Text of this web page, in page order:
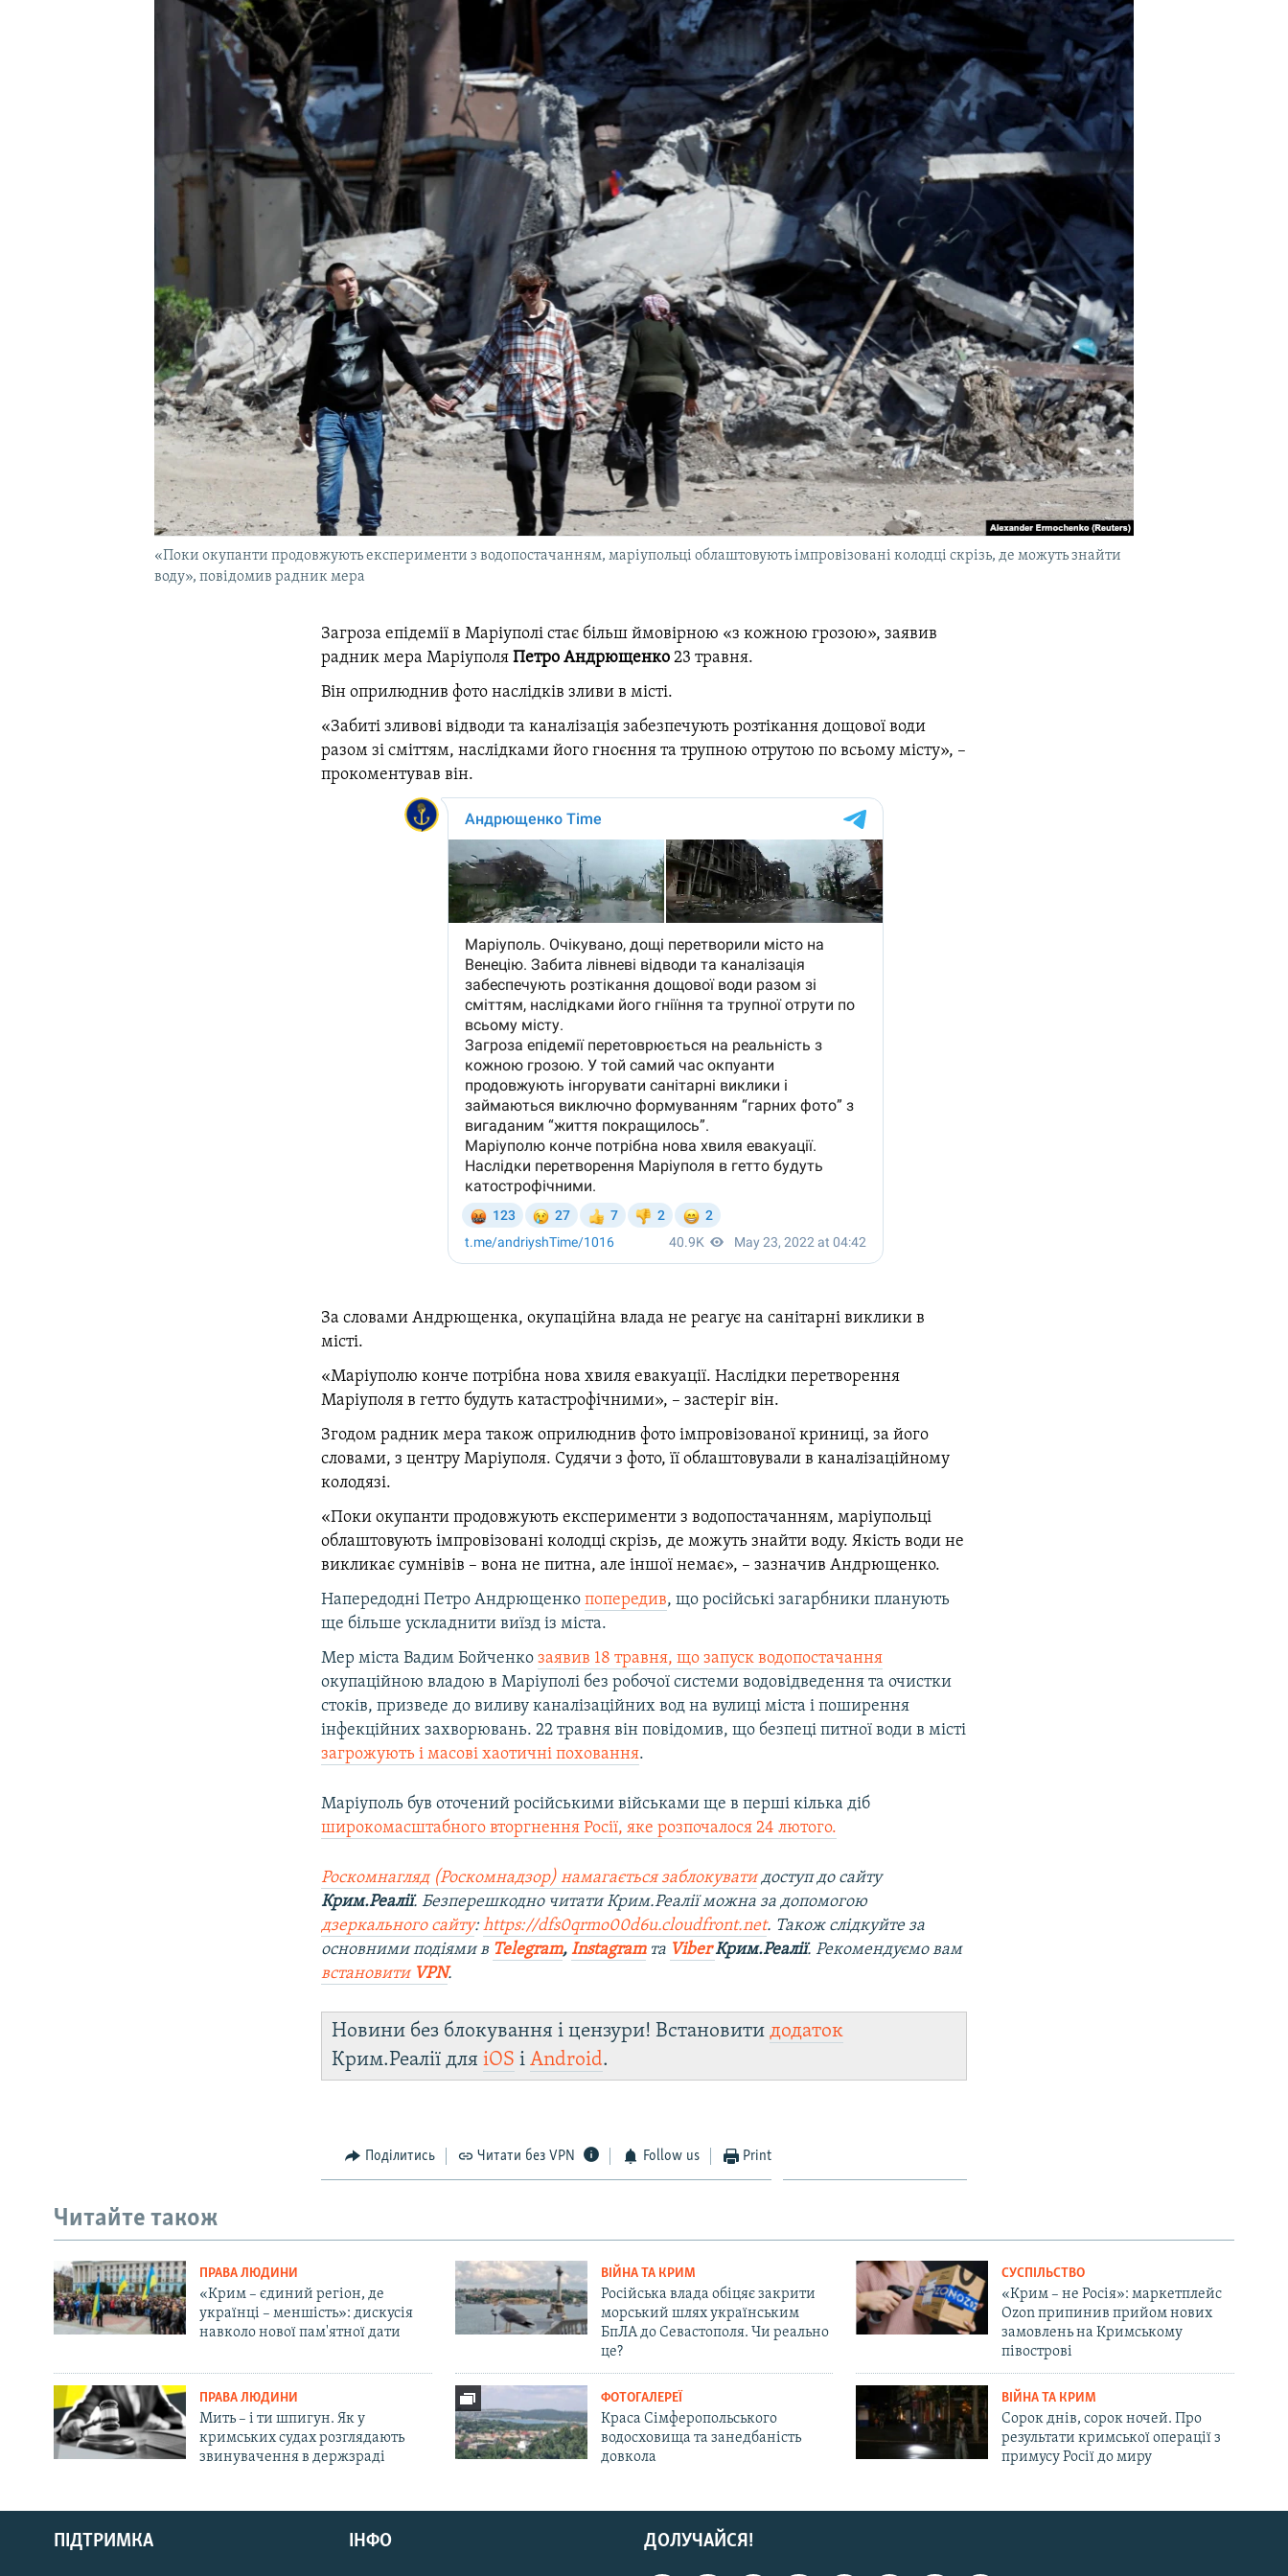
Русский
Qırımtatar
«Поки окупанти продовжують експерименти з водопостачанням, маріупольці облаштовують імпровізовані колодці скрізь, де можуть знайти
воду», повідомив радник мера
Загроза епідемії в Маріуполі стає більш ймовірною «з кожною грозою», заявив
радник мера МаріуполяПетро Андрющенко 23 травня.
Він оприлюднив фото наслідків зливи в місті.
«Забиті зливові відводи та каналізація забезпечують розтікання дощової води
разом зі сміттям, наслідками його гноєння та трупною отрутою по всьому місту», –
прокоментував він.
За словами Андрющенка, окупаційна влада не реагує на санітарні виклики в
місті.
«Маріуполю конче потрібна нова хвиля евакуації. Наслідки перетворення
Маріуполя в гетто будуть катастрофічними», – застеріг він.
Згодом радник мера також оприлюднив фото імпровізованої криниці, за його
словами, з центру Маріуполя. Судячи з фото, її облаштовували в каналізаційному
колодязі.
«Поки окупанти продовжують експерименти з водопостачанням, маріупольці
облаштовують імпровізовані колодці скрізь, де можуть знайти воду. Якість води не
викликає сумнівів – вона не питна, але іншої немає», – зазначив Андрющенко.
Напередодні Петро Андрющенкопопередив, що російські загарбники планують
ще більше ускладнити виїзд із міста.
Мер міста Вадим Бойченкозаявив 18 травня, що запуск водопостачання
окупаційною владою в Маріуполі без робочої системи водовідведення та очистки
стоків, призведе до виливу каналізаційних вод на вулиці міста і поширення
інфекційних захворювань. 22 травня він повідомив, що безпеці питної води в місті
загрожують і масові хаотичні поховання.
Маріуполь був оточений російськими військами ще в перші кілька діб
широкомасштабного вторгнення Росії, яке розпочалося 24 лютого.
Роскомнагляд (Роскомнадзор) намагається заблокуватидоступ до сайту
Крим.Реалії. Безперешкодно читати Крим.Реалії можна за допомогою
дзеркального сайту:https://dfs0qrmo00d6u.cloudfront.net. Також слідкуйте за
основними подіями в Telegram,Instagramта ViberКрим.Реалії. Рекомендуємо вам
встановити VPN.
Новини без блокування і цензури! Встановитидодаток
Крим.Реалії дляiOS іAndroid.
Поділитись Читати без VPN Follow us Print
Читайте також
ПРАВА ЛЮДИНИ
«Крим – єдиний регіон, де
українці – меншість»: дискусія
навколо нової пам'ятної дати
ВІЙНА ТА КРИМ
Російська влада обіцяє закрити
морський шлях українським
БпЛА до Севастополя. Чи реально
це?
СУСПІЛЬСТВО
«Крим – не Росія»: маркетплейс
Ozon припинив прийом нових
замовлень на Кримському
півострові
ПРАВА ЛЮДИНИ
Мить – і ти шпигун. Як у
кримських судах розглядають
звинувачення в держзраді
ФОТОГАЛЕРЕЇ
Краса Сімферопольського
водосховища та занедбаність
довкола
ВІЙНА ТА КРИМ
Сорок днів, сорок ночей. Про
результати кримської операції з
примусу Росії до миру
ДОЛУЧАЙСЯ!
ПІДТРИМКА ІНФО